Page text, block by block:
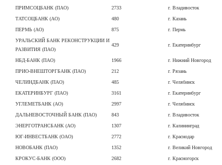
ПРИМСОЦБАНК (ПАО) 2733
г. Владивосток
ТАТСОЦБАНК (АО)
480
г. Казань
ПЕРМЬ (АО)
875
г. Пермь
УРАЛЬСКИЙ БАНК РЕКОНСТРУКЦИИ И
РАЗВИТИЯ (ПАО)
429 г. Екатеринбург
НБД-БАНК (ПАО) 1966
г. Нижний Новгород
ПРИО-ВНЕШТОРГБАНК (ПАО)
212
г. Рязань
ЧЕЛИНДБАНК (ПАО)
485
г. Челябинск
ЕКАТЕРИНБУРГ (ПАО)
3161
г. Екатеринбург
УГЛЕМЕТБАНК (АО)
2997
г. Челябинск
ДАЛЬНЕВОСТОЧНЫЙ БАНК (ПАО)
843
г. Владивосток
ЭНЕРГОТРАНСБАНК (АО)
1307
г. Калининград
ЮГ-ИНВЕСТБАНК (ОАО)
2772
г. Краснодар
НОВОБАНК (ПАО)
1352
г. Великий Новгород
КРОКУС-БАНК (ООО)
2682
г. Красногорск